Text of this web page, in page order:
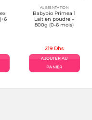
ALIMENTATION
Babybio Primea 1
Lait en poudre –
800g (0-6 mois)
219 Dhs
AJOUTER AU
PANIER